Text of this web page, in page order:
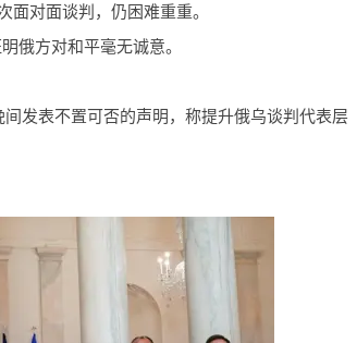
面对面谈判，仍困难重重。
俄方对和平毫无诚意。
发表不置可否的声明，称提升俄乌谈判代表层